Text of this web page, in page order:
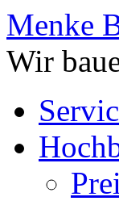
Menke
Wir